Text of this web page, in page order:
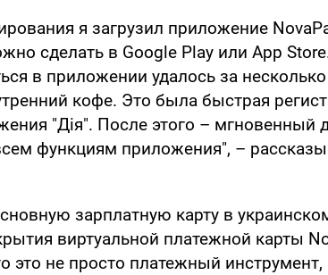
я загрузил приложение
сделать в Google Play или App
в приложении удалось за
кофе. Это была быстрая
"Дія". После этого – мгновенный
функциям приложения", –
зарплатную карту в
виртуальной платежной карты
это не просто платежный